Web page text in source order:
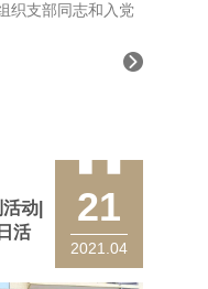
织支部同志和入党
21
2021.04
动|
活